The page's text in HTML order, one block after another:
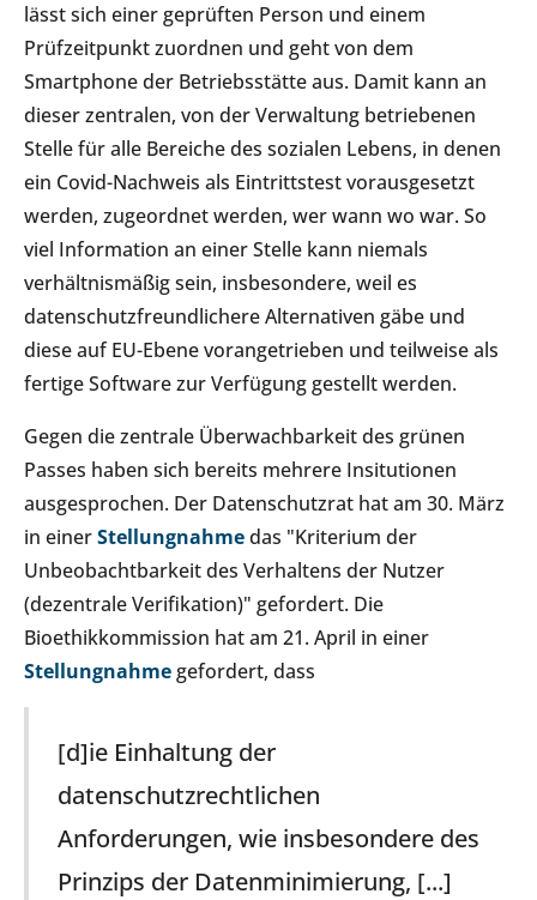
lässt sich einer geprüften Person und einem
Prüfzeitpunkt zuordnen und geht von dem
Smartphone der Betriebsstätte aus. Damit kann an
dieser zentralen, von der Verwaltung betriebenen
Stelle für alle Bereiche des sozialen Lebens, in denen
ein Covid-Nachweis als Eintrittstest vorausgesetzt
werden, zugeordnet werden, wer wann wo war. So
viel Information an einer Stelle kann niemals
verhältnismäßig sein, insbesondere, weil es
datenschutzfreundlichere Alternativen gäbe und
diese auf EU-Ebene vorangetrieben und teilweise als
fertige Software zur Verfügung gestellt werden.
Gegen die zentrale Überwachbarkeit des grünen
Passes haben sich bereits mehrere Insitutionen
ausgesprochen. Der Datenschutzrat hat am 30. März
in einerStellungnahmedas "Kriterium der
Unbeobachtbarkeit des Verhaltens der Nutzer
(dezentrale Verifikation)" gefordert. Die
Bioethikkommission hat am 21. April in einer
Stellungnahmegefordert, dass
[d]ie Einhaltung der
datenschutzrechtlichen
Anforderungen, wie insbesondere des
Prinzips der Datenminimierung, [...]